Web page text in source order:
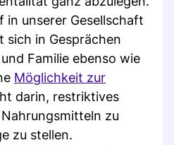
in unserer Gesellschaft
in Gesprächen
Familie ebenso wie
Möglichkeit zur
darin, restriktives
zu
zu stellen.